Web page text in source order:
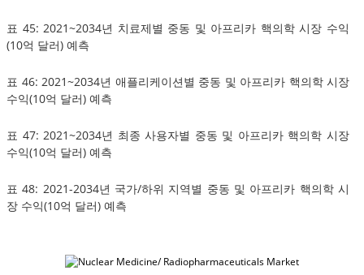
표 45: 2021~2034년 치료제별 중동 및 아프리카 핵의학 시장 수익
(10억 달러) 예측
표 46: 2021~2034년 애플리케이션별 중동 및 아프리카 핵의학 시장
수익(10억 달러) 예측
표 47: 2021~2034년 최종 사용자별 중동 및 아프리카 핵의학 시장
수익(10억 달러) 예측
표 48: 2021-2034년 국가/하위 지역별 중동 및 아프리카 핵의학 시
장 수익(10억 달러) 예측